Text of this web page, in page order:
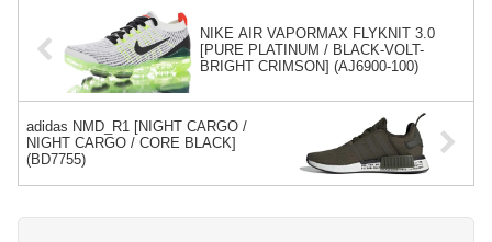
NIKE AIR VAPORMAX FLYKNIT 3.0
[PURE PLATINUM / BLACK-VOLT-
BRIGHT CRIMSON] (AJ6900-100)
adidas NMD_R1 [NIGHT CARGO /
NIGHT CARGO / CORE BLACK]
(BD7755)